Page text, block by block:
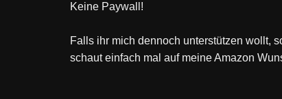
Keine Paywall!
Falls ihr mich dennoch unterstützen wollt,
schaut einfach mal auf meine Amazon